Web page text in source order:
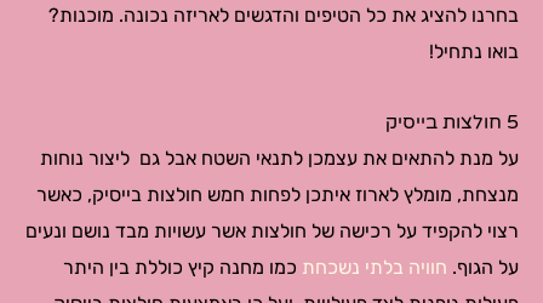
בחרנו להציג את כל הטיפים והדגשים לאריזה נכונה. מוכנות?
בואו נתחיל!
5 חולצות בייסיק
על מנת להתאים את עצמכן לתנאי השטח אבל גם ליצור נוחות
מנצחת, מומלץ לארוז איתכן לפחות חמש חולצות בייסיק, כאשר
רצוי להקפיד על רכישה של חולצות אשר עשויות מבד נושם ונעים
על הגוף. חוויה בלתי נשכחת כמו מחנה קיץ כוללת בין היתר